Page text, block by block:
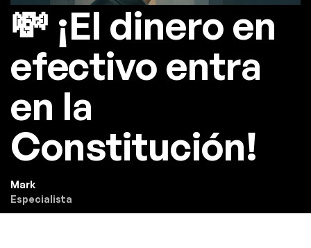
💸 ¡El dinero en
efectivo entra
en la
Constitución!
Mark
Especialista